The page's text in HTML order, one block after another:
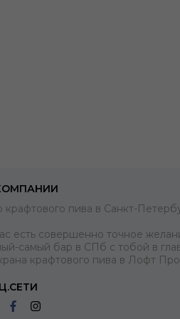
крафтового пива в Санкт-
есть совершенно точное
самый бар в СПб с тобой в
крафтового пива в Лофт